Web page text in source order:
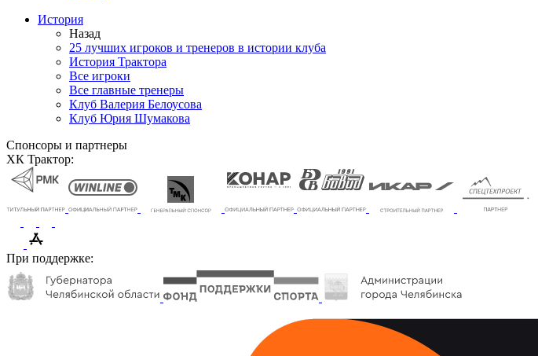
История
Назад
25 лучших игроков и тренеров в истории клуба
История Трактора
Все игроки
Все главные тренеры
Клуб Валерия Белоусова
Клуб Юрия Шумакова
Спонсоры и партнеры
ХК Трактор:
При поддержке: